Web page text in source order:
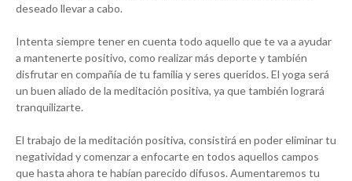
deseado llevar a cabo.
Intenta siempre tener en cuenta todo aquello que te va a ayudar
a mantenerte positivo, como realizar más deporte y también
disfrutar en compañía de tu familia y seres queridos. El yoga será
un buen aliado de la meditación positiva, ya que también logrará
tranquilizarte.
El trabajo de la meditación positiva, consistirá en poder eliminar tu
negatividad y comenzar a enfocarte en todos aquellos campos
que hasta ahora te habían parecido difusos. Aumentaremos tu